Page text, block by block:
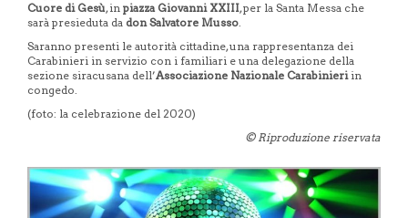
Cuore di Gesù, in piazza Giovanni XXIII, per la Santa Messa che
sarà presieduta da don Salvatore Musso
Saranno presenti le autorità cittadine, una rappresentanza dei
Carabinieri in servizio con i familiari e una delegazione della
sezione siracusana dell’Associazione Nazionale Carabinieri in
congedo.
(foto: la celebrazione del 2020)
© Riproduzione riservata